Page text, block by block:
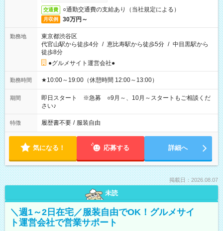
交通費 ○通勤交通費の支給あり（当社規定による）
月収例 30万円～
勤務地
東京都渋谷区
代官山駅から徒歩4分 / 恵比寿駅から徒歩5分 / 中目黒駅から
徒歩8分
●グルメサイト運営会社●
勤務時間 ★10:00～19:00（休憩時間 12:00～13:00）
期間
即日スタート ※急募 ○9月～、10月～スタートもご相談くだ
さい♪
特徴 履歴書不要 / 服装自由
気になる！ 応募する 詳細へ
掲載日：2026.08.07
未読
＼週1～2日在宅／服装自由でOK！グルメサイ
ト運営会社で営業サポート